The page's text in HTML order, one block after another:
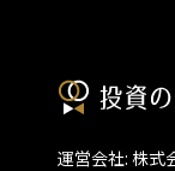
運営会社: 株